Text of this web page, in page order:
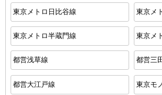
東京メトロ日比谷線 東京メ
東京メトロ半蔵門線 東京メ
都営浅草線 都営三
都営大江戸線 東京モ